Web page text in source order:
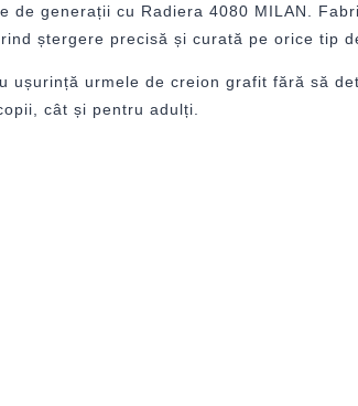
generații cu Radiera 4080 MILAN.
ștergere precisă și curată pe orice tip
urmele de creion grafit fără să
cât și pentru adulți.